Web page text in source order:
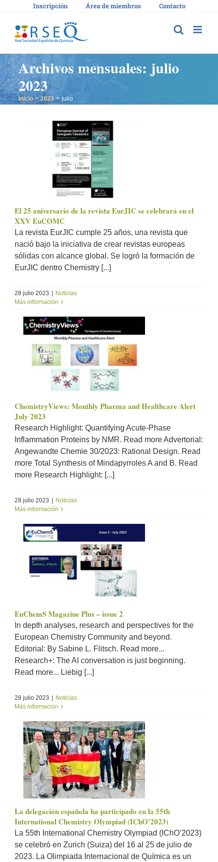
contenido
Inscripción Área de miembros Contacto
Archivos mensuales: julio
2023
Inicio 2023 julio
El 25 aniversario de la revista EurJIC se celebrará en el
XXV EuCOMC
La revista EurJIC cumple 25 años, una revista que
nació bajo la iniciativa de crear revistas europeas
sólidas con alcance global. Se logró la formación de
EurJIC dentro Chemistry [...]
28 julio 2023 | Noticias
Más información
ChemistryViews: Monthly Pharma and Healthcare Alert
July 2023
Research Highlight: Quantifying Acute-Phase
Inflammation Proteins by NMR. Read more Advertorial:
Angewandte Chemie 30/2023: Rational Design. Read
more Total Synthesis of Mindapyrroles A and B. Read
more Research Highlight: [...]
28 julio 2023
Noticias
Más información
EuChemS Magazine Plus – issue 2
In depth analyses, research and perspectives for the
European Chemistry Community and beyond.
Editorial: By Sabine L. Flitsch. Read more...
Research+: The AI conversation is just beginning.
Read more... Liebig [...]
28 julio 2023
Noticias
Más información
La delegación española ha participado en la 55th
International Chemistry Olympiad (IChO’2023)
La 55th International Chemistry Olympiad (IChO’2023)
se celebró en Zurich (Suiza) del 16 al 25 de julio de
2023. La Olimpiada Internacional de Química es un